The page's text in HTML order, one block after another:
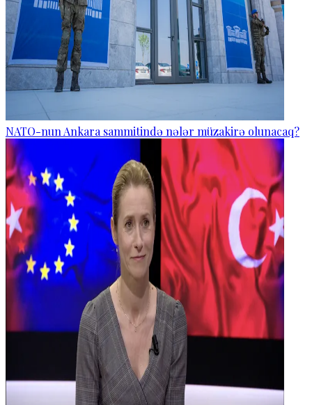
NATO-nun Ankara sammitində nələr müzakirə olunacaq?